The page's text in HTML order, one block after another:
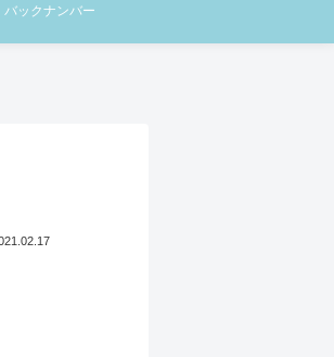
バックナンバー